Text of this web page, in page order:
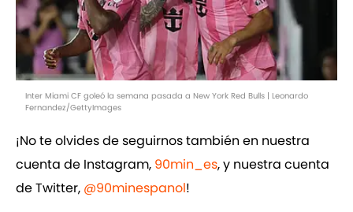
Inter Miami CF goleó la semana pasada a New York Red Bulls | Leonardo
Fernandez/GettyImages
¡No te olvides de seguirnos también en nuestra
cuenta de Instagram, 90min_es, y nuestra cuenta
de Twitter, @90minespanol!